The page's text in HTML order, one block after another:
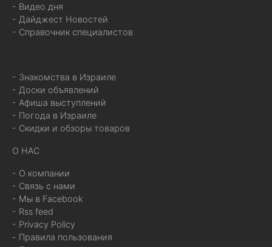
- Видео дня
- Дайджест Новостей
- Справочник специалистов
- Знакомства в Израиле
- Доски объявлений
- Афиша выступлений
- Погода в Израиле
- Скидки и обзоры товаров
О НАС
- О компании
- Связь с нами
- Мы в Facebook
- Rss feed
- Privacy Policy
- Правила пользования